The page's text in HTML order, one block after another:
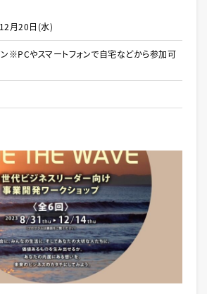
月20日(水)
ン※PCやスマートフォンで自宅などから参加可